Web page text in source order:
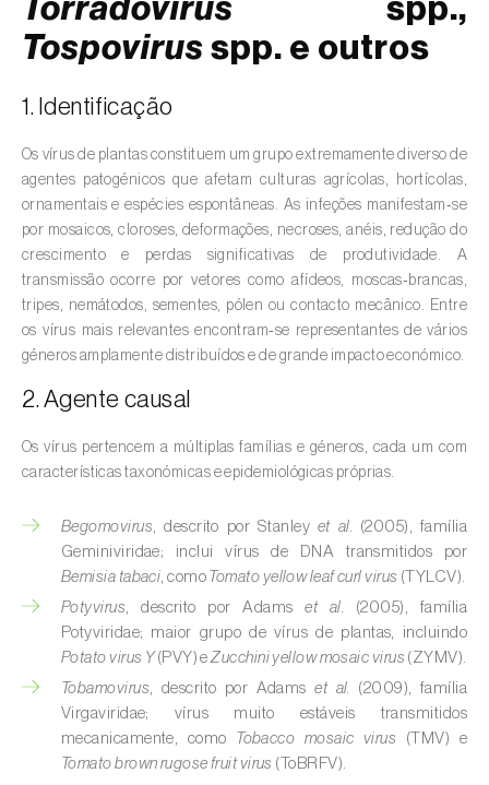
Pedrado (Venturia spp. e Spilocaea spp.)
Podridão cinzenta (Botrytis cinerea )
Podridão-das-raízes (
Podridão-mole / Bolor preto (Rhizopus
stolonifer)
Septoriose (Septoria spp. )
Vírus ( Begomovirus, Carlavirus, Comovirus,
Crinivirus, Cucumovirus, Ipomovirus,
Potyvirus, Tobamovirus, Torradovirus,
Tospovirus e outros )
Torradovirus spp.,
Tospovirus spp. e outros
1. Identificação
Os vírus de plantas constituem um grupo extremamente diverso de
agentes patogénicos que afetam culturas agrícolas, hortícolas,
ornamentais e espécies espontâneas. As infeções manifestam‑se
por mosaicos, cloroses, deformações, necroses, anéis, redução do
crescimento e perdas significativas de produtividade. A
transmissão ocorre por vetores como afídeos, moscas‑brancas,
tripes, nemátodos, sementes, pólen ou contacto mecânico. Entre
os vírus mais relevantes encontram‑se representantes de vários
géneros amplamente distribuídos e de grande impacto económico.
2. Agente causal
Os vírus pertencem a múltiplas famílias e géneros, cada um com
características taxonómicas e epidemiológicas próprias.
Begomovirus, descrito por Stanley et al. (2005), família
Geminiviridae; inclui vírus de DNA transmitidos por
Bemisia tabaci, como Tomato yellow leaf curl virus (TYLCV).
Potyvirus, descrito por Adamset al. (2005), família
Potyviridae; maior grupo de vírus de plantas, incluindo
Potato virus Y(PVY) eZucchini yellow mosaic virus (ZYMV).
Tobamovirus, descrito por Adamset al.
(2009), família
Virgaviridae; vírus muito estáveis transmitidos
mecanicamente, como
Tobacco mosaic virus (TMV) e
Tomato brown rugose fruit virus (ToBRFV).